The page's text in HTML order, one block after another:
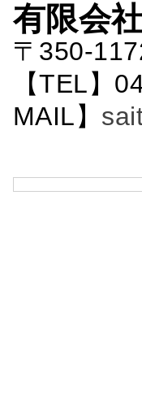
有限会
〒350-
【TEL
MAIL】